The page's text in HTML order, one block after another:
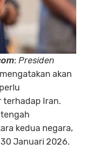
: Presiden
akan
terhadap Iran.
kedua negara,
Januari 2026.